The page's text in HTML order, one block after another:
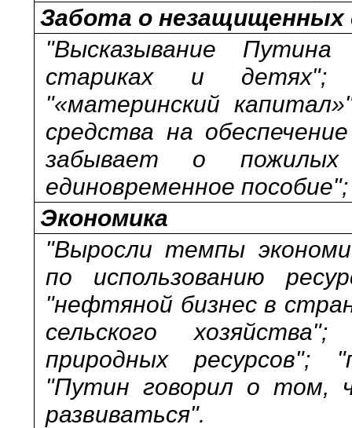
Забота о незащищенных
"Высказывание
стариках и детях";
"«материнский
средства на
забывает о
единовременное
Экономика
"Выросли темпы
по использованию
"нефтяной бизнес в
сельского
природных ресурсов";
"Путин говорил о том,
развиваться".